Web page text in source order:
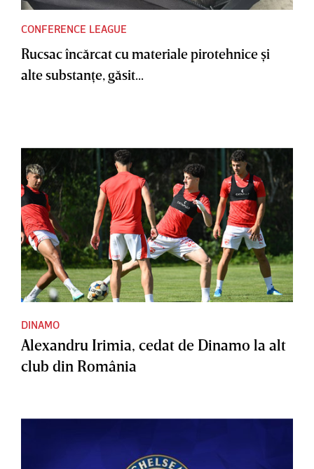
CONFERENCE LEAGUE
Rucsac încărcat cu materiale pirotehnice şi
alte substanţe, găsit...
DINAMO
Alexandru Irimia, cedat de Dinamo la alt
club din România